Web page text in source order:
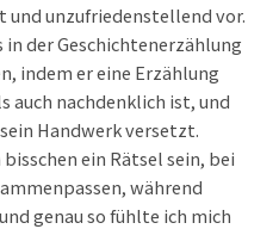
und unzufriedenstellend vor.
der Geschichtenerzählung
indem er eine Erzählung
auch nachdenklich ist, und
Handwerk versetzt.
ein Rätsel sein, bei
während
genau so fühlte ich mich